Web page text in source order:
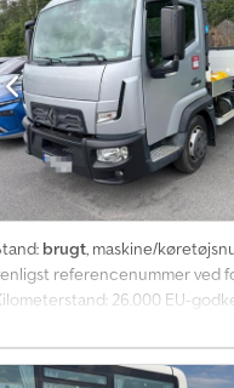
brugt, maskine/
referencenummer ved
26.000 EU-
Bagakselaffjedring: Parabel
bredde af lastrum:
Klar til levering